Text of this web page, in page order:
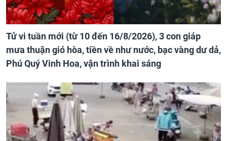
Tử vi tuần mới (từ 10 đến 16/8/2026), 3 con giáp
mưa thuận gió hòa, tiền về như nước, bạc vàng dư dả,
Phú Quý Vinh Hoa, vận trình khai sáng